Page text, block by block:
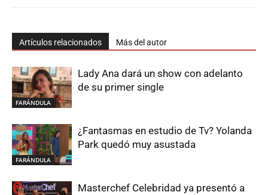
Artículos relacionados Más del autor
FARÁNDULA
Lady Ana dará un show con adelanto
de su primer single
FARÁNDULA
¿Fantasmas en estudio de Tv? Yolanda
Park quedó muy asustada
Masterchef Celebridad ya presentó a